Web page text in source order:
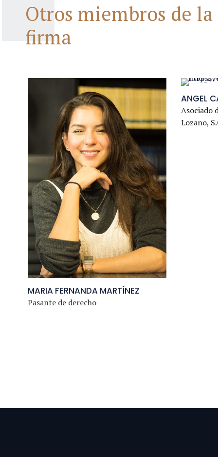
Otros miembros de la
firma
MARIA FERNANDA MARTÍNEZ
Pasante de derecho
ANGEL
Asociado
Lozano,